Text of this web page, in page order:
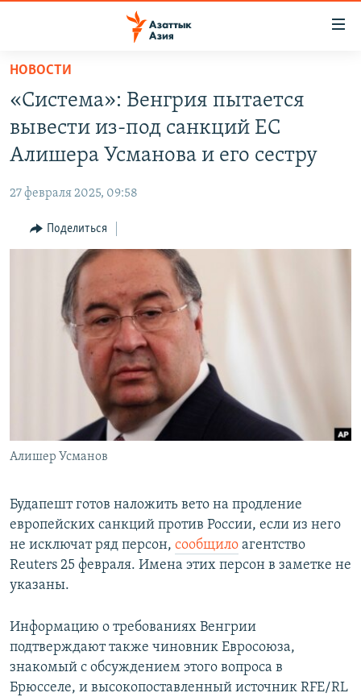
Вернуться
основному
содержанию
Вернутся
главной
навигации
Вернутся
ТАДЖИКИСТАН
ВОЙНА В УКРАИНЕ
ҚАЗАҚША
КЫРГЫЗЧА
ТОҶИКӢ
TÜRKMENÇE
Все сайты РСЕ/РС
НОВОСТИ
«Система»: Венгрия пытается
вывести из-под санкций ЕС
Алишера Усманова и его сестру
27 февраля 2025, 09:58
Поделиться
Алишер Усманов
Будапешт готов наложить вето на продление
европейских санкций против России, если из него
не исключат ряд персон, сообщило агентство
Reuters 25 февраля. Имена этих персон в заметке не
указаны.
Информацию о требованиях Венгрии
подтверждают также чиновник Евросоюза,
знакомый с обсуждением этого вопроса в
Брюсселе, и высокопоставленный источник RFE/RL